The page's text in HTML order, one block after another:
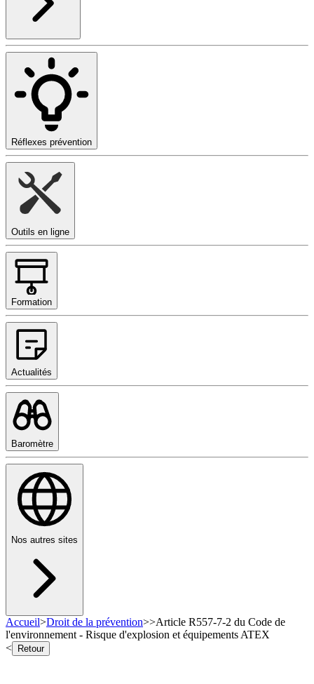
Réflexes prévention
Outils en ligne
Formation
Actualités
Baromètre
Nos autres sites
Accueil>Droit de la prévention>>Article R557-7-2 du Code de
l'environnement - Risque d'explosion et équipements ATEX
<
Retour